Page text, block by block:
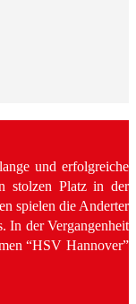
und erfolgreiche
stolzen Platz in der
spielen die Anderter
In der Vergangenheit
“HSV Hannover”